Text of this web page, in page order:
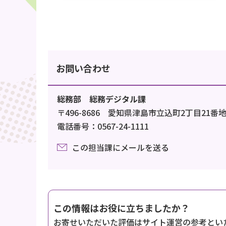
お問い合わせ
総務部 総務デジタル課
〒496-8686 愛知県津島市立込町2丁目21番地
電話番号：0567-24-1111
この担当課にメールを送る
この情報はお役に立ちましたか？
お寄せいただいた評価はサイト運営の参考とい